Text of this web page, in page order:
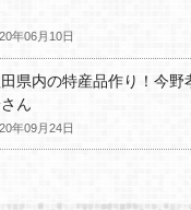
年06月10日
県内の特産品作り！今野
ん
年09月24日